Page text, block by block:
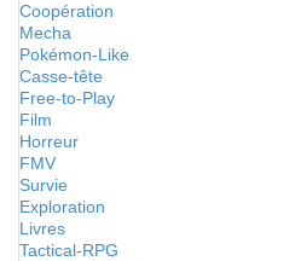
Coopération
Mecha
Pokémon-Like
Casse-tête
Free-to-Play
Film
Horreur
FMV
Survie
Exploration
Livres
Tactical-RPG